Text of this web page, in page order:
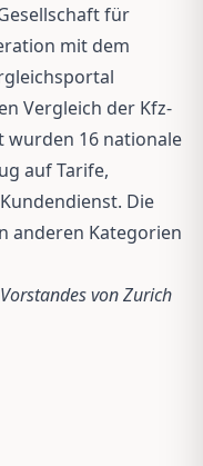
für
mit dem
Vergleich der Kfz-
wurden 16 nationale
auf Tarife,
Die
anderen Kategorien
von Zurich